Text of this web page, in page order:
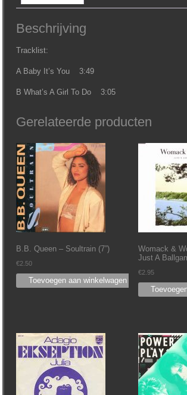
(7")
aantal
Beschrijving
Tracklist:
A Baby It’s You 3:49
B What’s A Girl To Do 3:05
Gerelateerde producten
B.B. Queen ‎– Soultrain (7”)
€2.50
Toevoegen aan winkelwagen
Womack &
Just A
€2.95